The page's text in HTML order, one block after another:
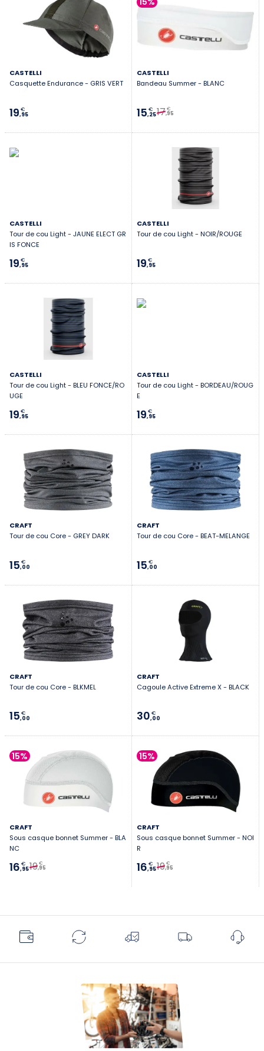
CASTELLI
Casquette Endurance - GRIS VERT
19,95
€
CASTELLI
Bandeau Summer - BLANC
15,25
€ 17,95
€
CASTELLI
Tour de cou Light - JAUNE ELECT GR
IS FONCE
19,95
€
CASTELLI
Tour de cou Light - NOIR/ROUGE
19,95
€
CASTELLI
Tour de cou Light - BLEU FONCE/RO
UGE
19,95
€
CASTELLI
Tour de cou Light - BORDEAU/ROUG
E
19,95
€
CRAFT
Tour de cou Core - GREY DARK
15,00
€
CRAFT
Tour de cou Core - BEAT-MELANGE
15,00
€
CRAFT
Tour de cou Core - BLKMEL
15,00
€
CRAFT
Cagoule Active Extreme X - BLACK
30,00
€
15%
CRAFT
Sous casque bonnet Summer - BLA
NC
16,95
€ 19,95
€
15%
CRAFT
Sous casque bonnet Summer - NOI
R
16,95
€ 19,95
€